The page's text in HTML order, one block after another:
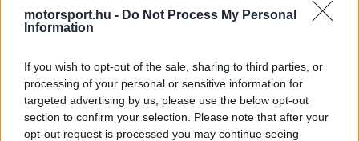
motorsport.hu - Do Not Process My Personal
Information
If you wish to opt-out of the sale, sharing to third parties, or
processing of your personal or sensitive information for
targeted advertising by us, please use the below opt-out
section to confirm your selection. Please note that after your
opt-out request is processed you may continue seeing
is
a
modal
window.
is not supported.